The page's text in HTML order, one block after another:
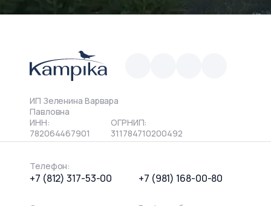
ИП Зеленина Варвара
Павловна
ИНН:
782064467901
ОГРНИП:
311784710200492
Телефон:
+7 (812) 317-53-00 +7 (981) 168-00-80